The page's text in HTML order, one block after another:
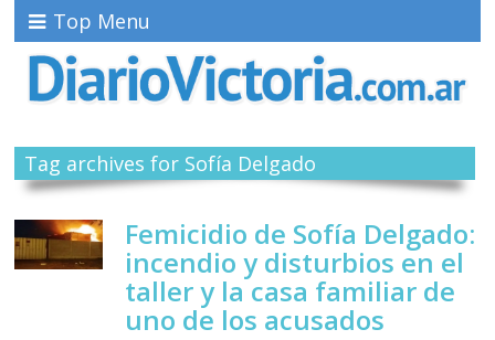
Top Menu
Tag archives for Sofía Delgado
Femicidio de Sofía Delgado:
incendio y disturbios en el
taller y la casa familiar de
uno de los acusados